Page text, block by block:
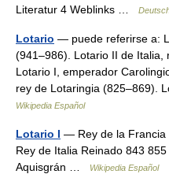
Literatur 4 Weblinks …
Lotario — puede referirse a:
(941–986). Lotario II de Italia,
Lotario I, emperador
rey de Lotaringia (825–869).
Wikipedia Español
Lotario I — Rey de la Francia
Rey de Italia Reinado 843
Aquisgrán …
Wikipedia Español